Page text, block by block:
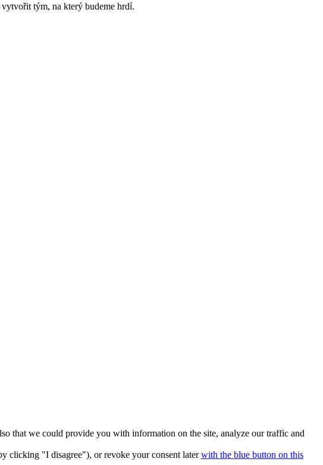
tým, na který budeme hrdí.
that we could provide you with information on the site, analyze our traffic and
clicking "I disagree"), or revoke your consent laterwith the blue button on this